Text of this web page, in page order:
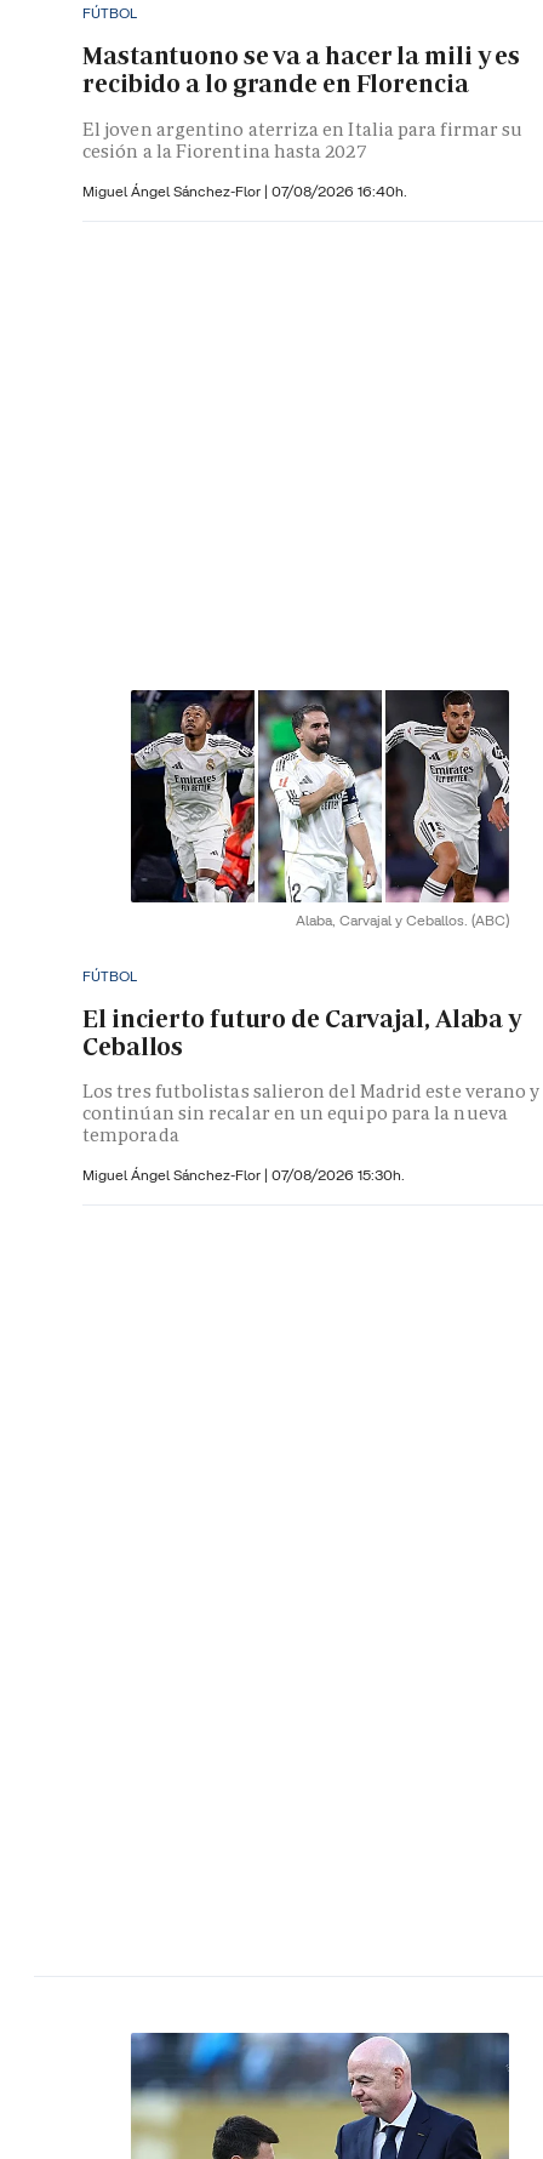
FÚTBOL
Mastantuono se va a hacer la mili y es
recibido a lo grande en Florencia
El joven argentino aterriza en Italia para firmar su
cesión a la Fiorentina hasta 2027
Miguel Ángel Sánchez-Flor | 07/08/2026 16:40h.
Alaba, Carvajal y Ceballos. (ABC)
FÚTBOL
El incierto futuro de Carvajal, Alaba y
Ceballos
Los tres futbolistas salieron del Madrid este verano y
continúan sin recalar en un equipo para la nueva
temporada
Miguel Ángel Sánchez-Flor | 07/08/2026 15:30h.